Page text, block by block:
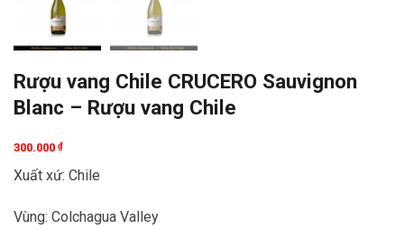
Rượu vang Chile CRUCERO Sauvignon
Blanc – Rượu vang Chile
300.000 ₫
Xuất xứ: Chile
Vùng: Colchagua Valley